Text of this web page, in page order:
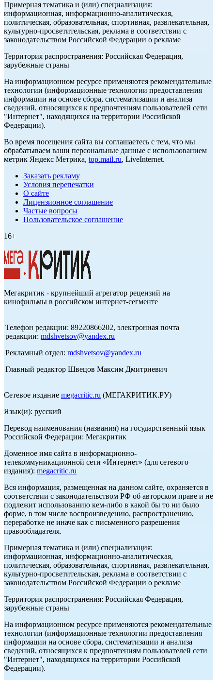
Примерная тематика и (или) специализация:
информационная, информационно-аналитическая,
политическая, образовательная, спортивная, развлекательная,
культурно-просветительская, реклама в соответствии с
законодательством Российской Федерации о рекламе
Территория распространения: Российская Федерация,
зарубежные страны
На информационном ресурсе применяются рекомендательные
технологии (информационные технологии предоставления
информации на основе сбора, систематизации и анализа
сведений, относящихся к предпочтениям пользователей сети
"Интернет", находящихся на территории Российской
Федерации).
Во время посещения сайта вы соглашаетесь с тем, что мы
обрабатываем ваши персональные данные с использованием
метрик Яндекс Метрика, top.mail.ru, LiveInternet.
Заказать рекламу
Условия перепечатки
О сайте
Лицензионное соглашение
Частые вопросы
Пользовательское соглашение
16+
Мегакритик - крупнейший агрегатор рецензий на
кинофильмы в российском интернет-сегменте
Телефон редакции: 89220866202, электронная почта
редакции: mdshvetsov@yandex.ru
Рекламный отдел: mdshvetsov@yandex.ru
Главный редактор Швецов Максим Дмитриевич
Сетевое издание megacritic.ru (МЕГАКРИТИК.РУ)
Язык(и): русский
Перевод наименования (названия) на государственный язык
Российской Федерации: Мегакритик
Доменное имя сайта в информационно-
телекоммуникационной сети «Интернет» (для сетевого
издания): megacritic.ru
Вся информация, размещенная на данном сайте, охраняется в
соответствии с законодательством РФ об авторском праве и не
подлежит использованию кем-либо в какой бы то ни было
форме, в том числе воспроизведению, распространению,
переработке не иначе как с письменного разрешения
правообладателя.
Примерная тематика и (или) специализация:
информационная, информационно-аналитическая,
политическая, образовательная, спортивная, развлекательная,
культурно-просветительская, реклама в соответствии с
законодательством Российской Федерации о рекламе
Территория распространения: Российская Федерация,
зарубежные страны
На информационном ресурсе применяются рекомендательные
технологии (информационные технологии предоставления
информации на основе сбора, систематизации и анализа
сведений, относящихся к предпочтениям пользователей сети
"Интернет", находящихся на территории Российской
Федерации).